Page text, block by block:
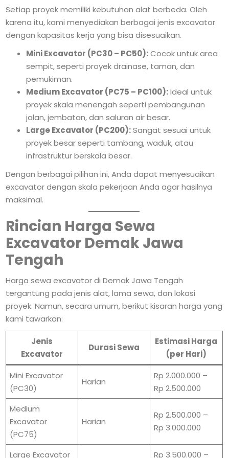
Setiap proyek memiliki kebutuhan alat berbeda. Oleh
karena itu, kami menyediakan berbagai jenis excavator
dengan kapasitas kerja yang bisa disesuaikan.
Mini Excavator (PC30 – PC50):Cocok untuk area
sempit, seperti proyek drainase, taman, dan
pemukiman.
Medium Excavator (PC75 – PC100):Ideal untuk
proyek skala menengah seperti pembangunan
jalan, jembatan, dan saluran air besar.
Large Excavator (PC200):Sangat sesuai untuk
proyek besar seperti tambang, waduk, atau
infrastruktur berskala besar.
Dengan berbagai pilihan ini, Anda dapat menyesuaikan
excavator dengan skala pekerjaan Anda agar hasilnya
maksimal.
Rincian Harga Sewa
Excavator Demak Jawa
Tengah
Harga sewa excavator di Demak Jawa Tengah
tergantung pada jenis alat, lama sewa, dan lokasi
proyek. Namun, secara umum, berikut kisaran harga yang
kami tawarkan:
Jenis
Excavator
Durasi Sewa
Estimasi Harga
(per Hari)
Mini Excavator
(PC30)
Harian
Rp 2.000.000 –
Rp 2.500.000
Medium
Excavator
(PC75)
Harian
Rp 2.500.000 –
Rp 3.000.000
Large Excavator Rp 3.500.000 –